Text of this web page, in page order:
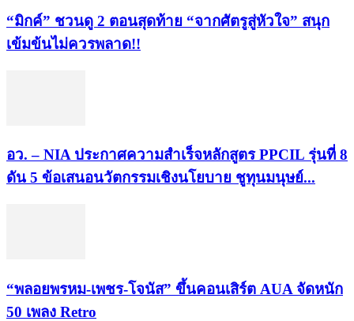
“มิกค์” ชวนดู 2 ตอนสุดท้าย “จากศัตรูสู่หัวใจ” สนุก
เข้มข้นไม่ควรพลาด!!
อว. – NIA ประกาศความสำเร็จหลักสูตร PPCIL รุ่นที่ 8
ดัน 5 ข้อเสนอนวัตกรรมเชิงนโยบาย ชูทุนมนุษย์...
“พลอยพรหม-เพชร-โจนัส” ขึ้นคอนเสิร์ต AUA จัดหนัก
50 เพลง Retro